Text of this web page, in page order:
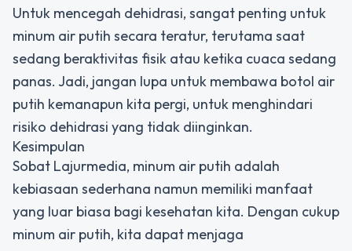
Untuk mencegah dehidrasi, sangat penting untuk
minum air putih secara teratur, terutama saat
sedang beraktivitas fisik atau ketika cuaca sedang
panas. Jadi, jangan lupa untuk membawa botol air
putih kemanapun kita pergi, untuk menghindari
risiko dehidrasi yang tidak diinginkan.
Kesimpulan
Sobat Lajurmedia, minum air putih adalah
kebiasaan sederhana namun memiliki manfaat
yang luar biasa bagi kesehatan kita. Dengan cukup
minum air putih, kita dapat menjaga